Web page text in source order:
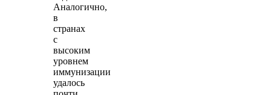
Аналогично,
в
странах
с
высоким
уровнем
иммунизации
удалось